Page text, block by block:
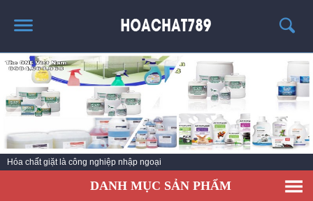
TRANG CHỦ
SẢN PHẨM HÓT
THÔNG TIN VỀ HÓA CHẤT
TIN TỨC
SẢN PHẨM
Hóa chất giặt là công nghiệp nhập ngoại
DANH MỤC SẢN PHẨM